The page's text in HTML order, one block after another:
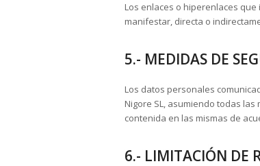
Los enlaces o hiperenlaces
manifestar, directa o
5.- MEDIDAS DE
Los datos personales
Nigore SL, asumiendo todas
contenida en las mismas de
6.- LIMITACIÓN DE